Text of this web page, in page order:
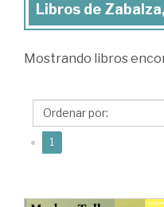
Libros
Zabalza,
Libros de
Mostrando libros
« 1